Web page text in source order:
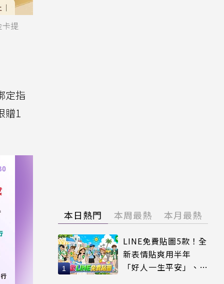
提
定指
贈1
本日熱門 本周最熱 本月最熱
LINE免費貼圖5款！全
新表情貼爽用半年
「好人一生平安」、